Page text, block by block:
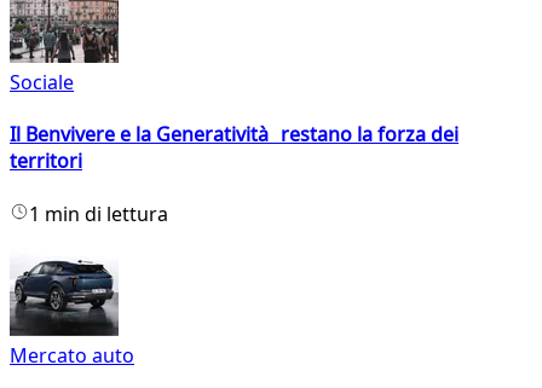
Sociale
Il Benvivere e la Generatività restano la forza dei
territori
1 min di lettura
Mercato auto